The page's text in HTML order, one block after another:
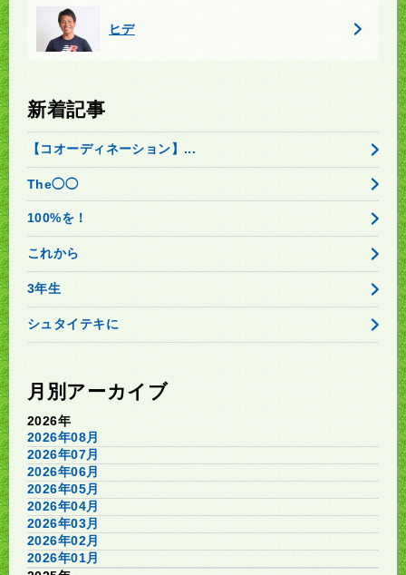
ヒデ
新着記事
【コオーディネーション】...
The◯◯
100%を！
これから
3年生
シュタイテキに
月別アーカイブ
2026年
2026年08月
2026年07月
2026年06月
2026年05月
2026年04月
2026年03月
2026年02月
2026年01月